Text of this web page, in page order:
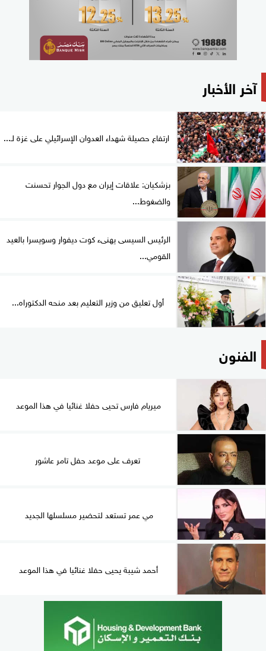
آخر الأخبار
ارتفاع حصيلة شهداء العدوان الإسرائيلي على غزة لـ...
بزشكيان: علاقات إيران مع دول الجوار تحسنت
والضغوط...
الرئيس السيسى يهنىء كوت ديفوار وسويسرا بالعيد
القومي...
أول تعليق من وزير التعليم بعد منحه الدكتوراه...
الفنون
ميريام فارس تحيى حفلا غنائيا في هذا الموعد
تعرف على موعد حفل تامر عاشور
مي عمر تستعد لتحضير مسلسلها الجديد
أحمد شيبة يحيى حفلا غنائيا في هذا الموعد